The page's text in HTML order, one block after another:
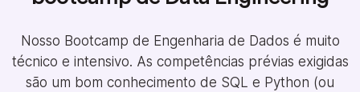
Nosso Bootcamp de Engenharia de Dados é muito
técnico e intensivo. As competências prévias exigidas
são um bom conhecimento de SQL e Python (ou